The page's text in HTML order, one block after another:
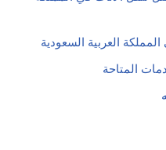
العربية السعودية
المتاحة